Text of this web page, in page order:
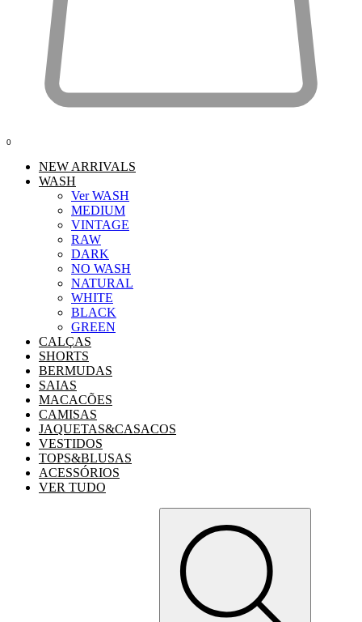
0
NEW ARRIVALS
WASH
Ver WASH
MEDIUM
VINTAGE
RAW
DARK
NO WASH
NATURAL
WHITE
BLACK
GREEN
CALÇAS
SHORTS
BERMUDAS
SAIAS
MACACÕES
CAMISAS
JAQUETAS&CASACOS
VESTIDOS
TOPS&BLUSAS
ACESSÓRIOS
VER TUDO